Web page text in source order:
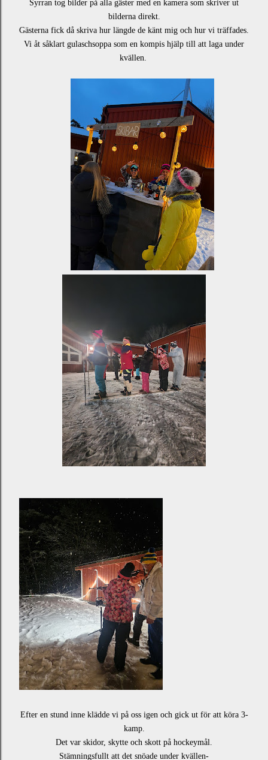
Syrran tog bilder på alla gäster med en kamera som skriver ut
bilderna direkt.
Gästerna fick då skriva hur längde de känt mig och hur vi träffades.
Vi åt såklart gulaschsoppa som en kompis hjälp till att laga under
kvällen.
Efter en stund inne klädde vi på oss igen och gick ut för att köra 3-
kamp.
Det var skidor, skytte och skott på hockeymål.
Stämningsfullt att det snöade under kvällen-